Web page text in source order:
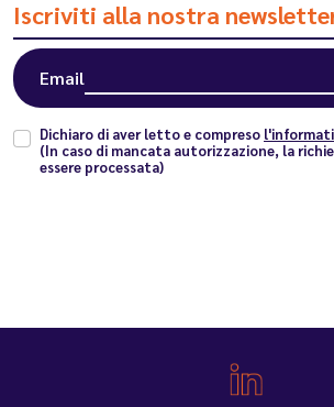
Iscriviti alla nostra
Email
Dichiaro di aver letto e compreso
(In caso di mancata autorizzazione, la
essere processata)